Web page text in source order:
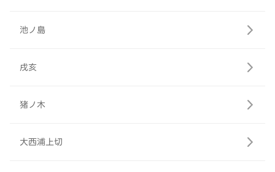
池ノ島
戌亥
猪ノ木
大西浦上切